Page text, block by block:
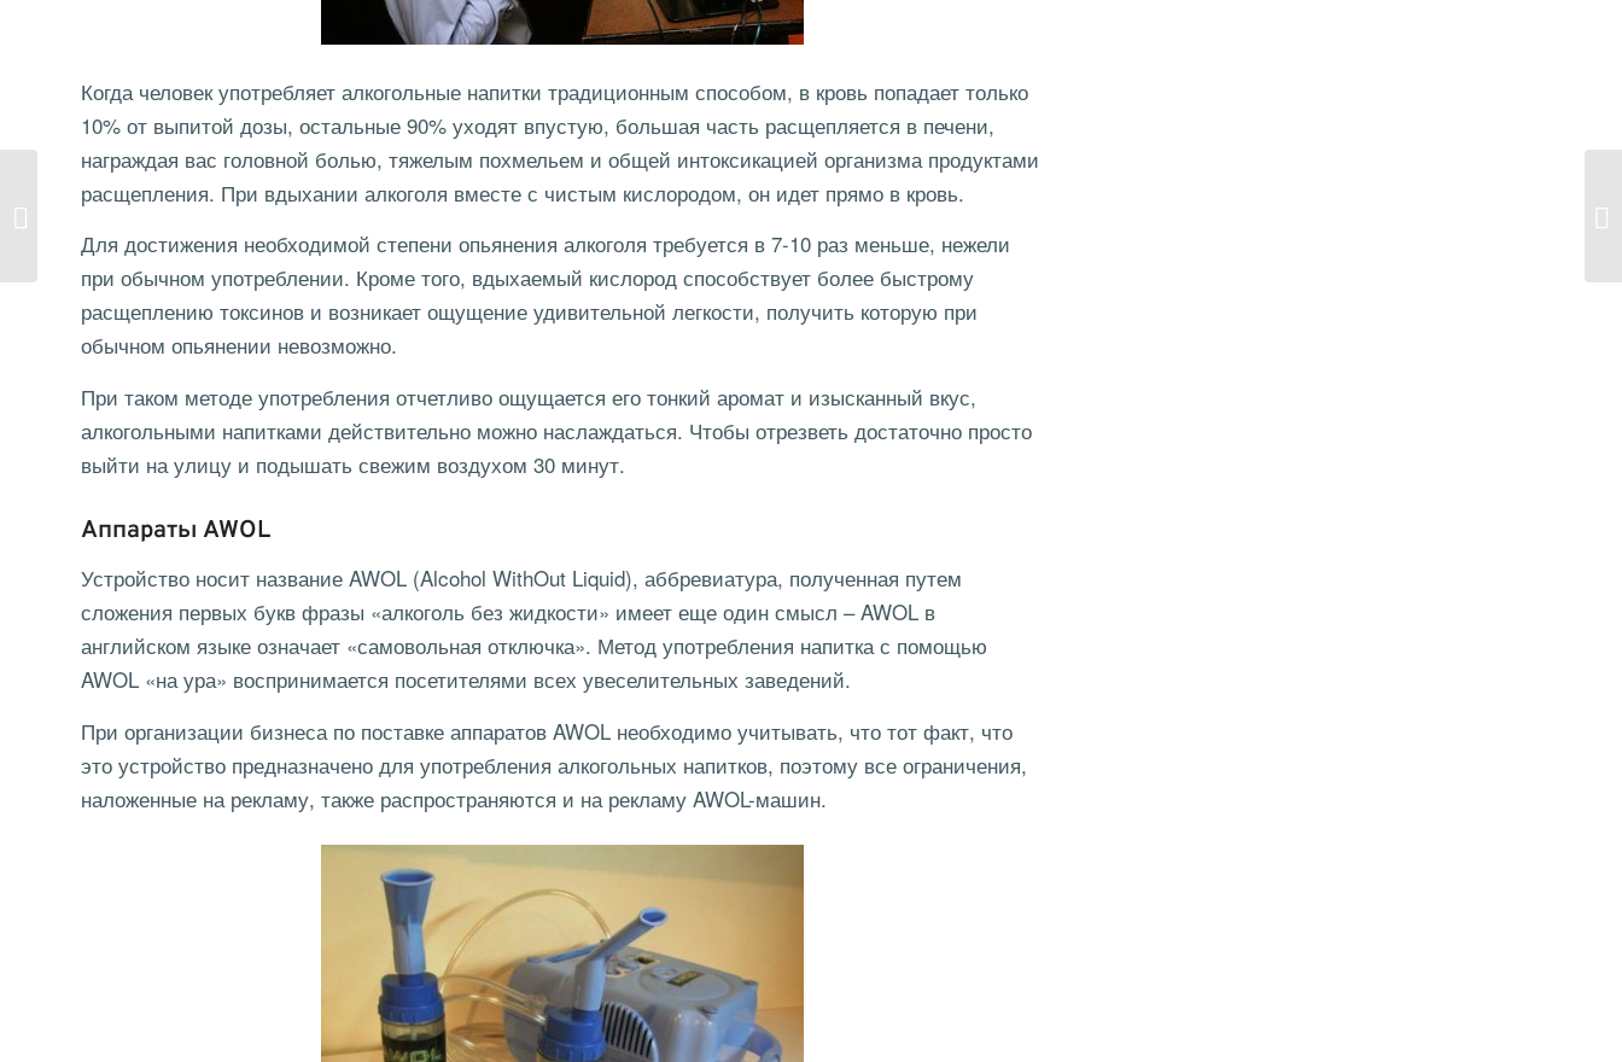
Когда человек употребляет алкогольные напитки традиционным способом, в кровь попадает только
10% от выпитой дозы, остальные 90% уходят впустую, большая часть расщепляется в печени,
награждая вас головной болью, тяжелым похмельем и общей интоксикацией организма продуктами
расщепления. При вдыхании алкоголя вместе с чистым кислородом, он идет прямо в кровь.
Для достижения необходимой степени опьянения алкоголя требуется в 7-10 раз меньше, нежели
при обычном употреблении. Кроме того, вдыхаемый кислород способствует более быстрому
расщеплению токсинов и возникает ощущение удивительной легкости, получить которую при
обычном опьянении невозможно.
При таком методе употребления отчетливо ощущается его тонкий аромат и изысканный вкус,
алкогольными напитками действительно можно наслаждаться. Чтобы отрезветь достаточно просто
выйти на улицу и подышать свежим воздухом 30 минут.
Аппараты AWOL
Устройство носит название AWOL (Alcohol WithOut Liquid), аббревиатура, полученная путем
сложения первых букв фразы «алкоголь без жидкости» имеет еще один смысл – AWOL в
английском языке означает «самовольная отключка». Метод употребления напитка с помощью
AWOL «на ура» воспринимается посетителями всех увеселительных заведений.
При организации бизнеса по поставке аппаратов AWOL необходимо учитывать, что тот факт, что
это устройство предназначено для употребления алкогольных напитков, поэтому все ограничения,
наложенные на рекламу, также распространяются и на рекламу AWOL-машин.
Производство
халат�...